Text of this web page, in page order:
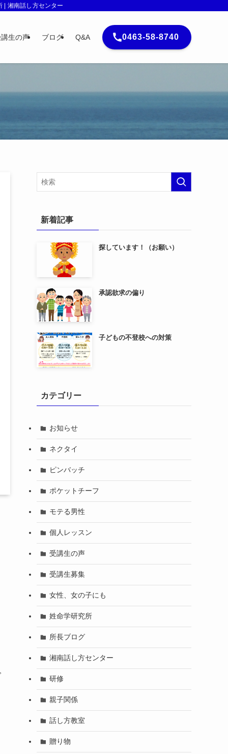
| 湘南話し方センター
生の声 ブログ Q&A 0463-58-8740
新着記事
探しています！（お願い）
承認欲求の偏り
子どもの不登校への対策
カテゴリー
お知らせ
ネクタイ
ピンバッチ
ポケットチーフ
モテる男性
個人レッスン
受講生の声
受講生募集
女性、女の子にも
姓命学研究所
所長ブログ
湘南話し方センター
研修
親子関係
話し方教室
贈り物